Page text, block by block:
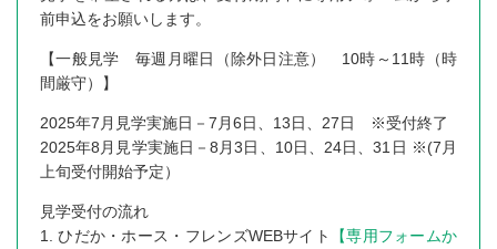
前申込をお願いします。
【一般見学 毎週月曜日（除外日注意） 10時～11時（時
間厳守）】
2025年7月見学実施日－7月6日、13日、27日 ※受付終了
2025年8月見学実施日－8月3日、10日、24日、31日 ※(7月
上旬受付開始予定）
見学受付の流れ
1. ひだか・ホース・フレンズWEBサイト
【専用フォームか